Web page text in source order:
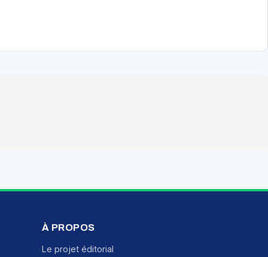
À PROPOS
Le projet éditorial